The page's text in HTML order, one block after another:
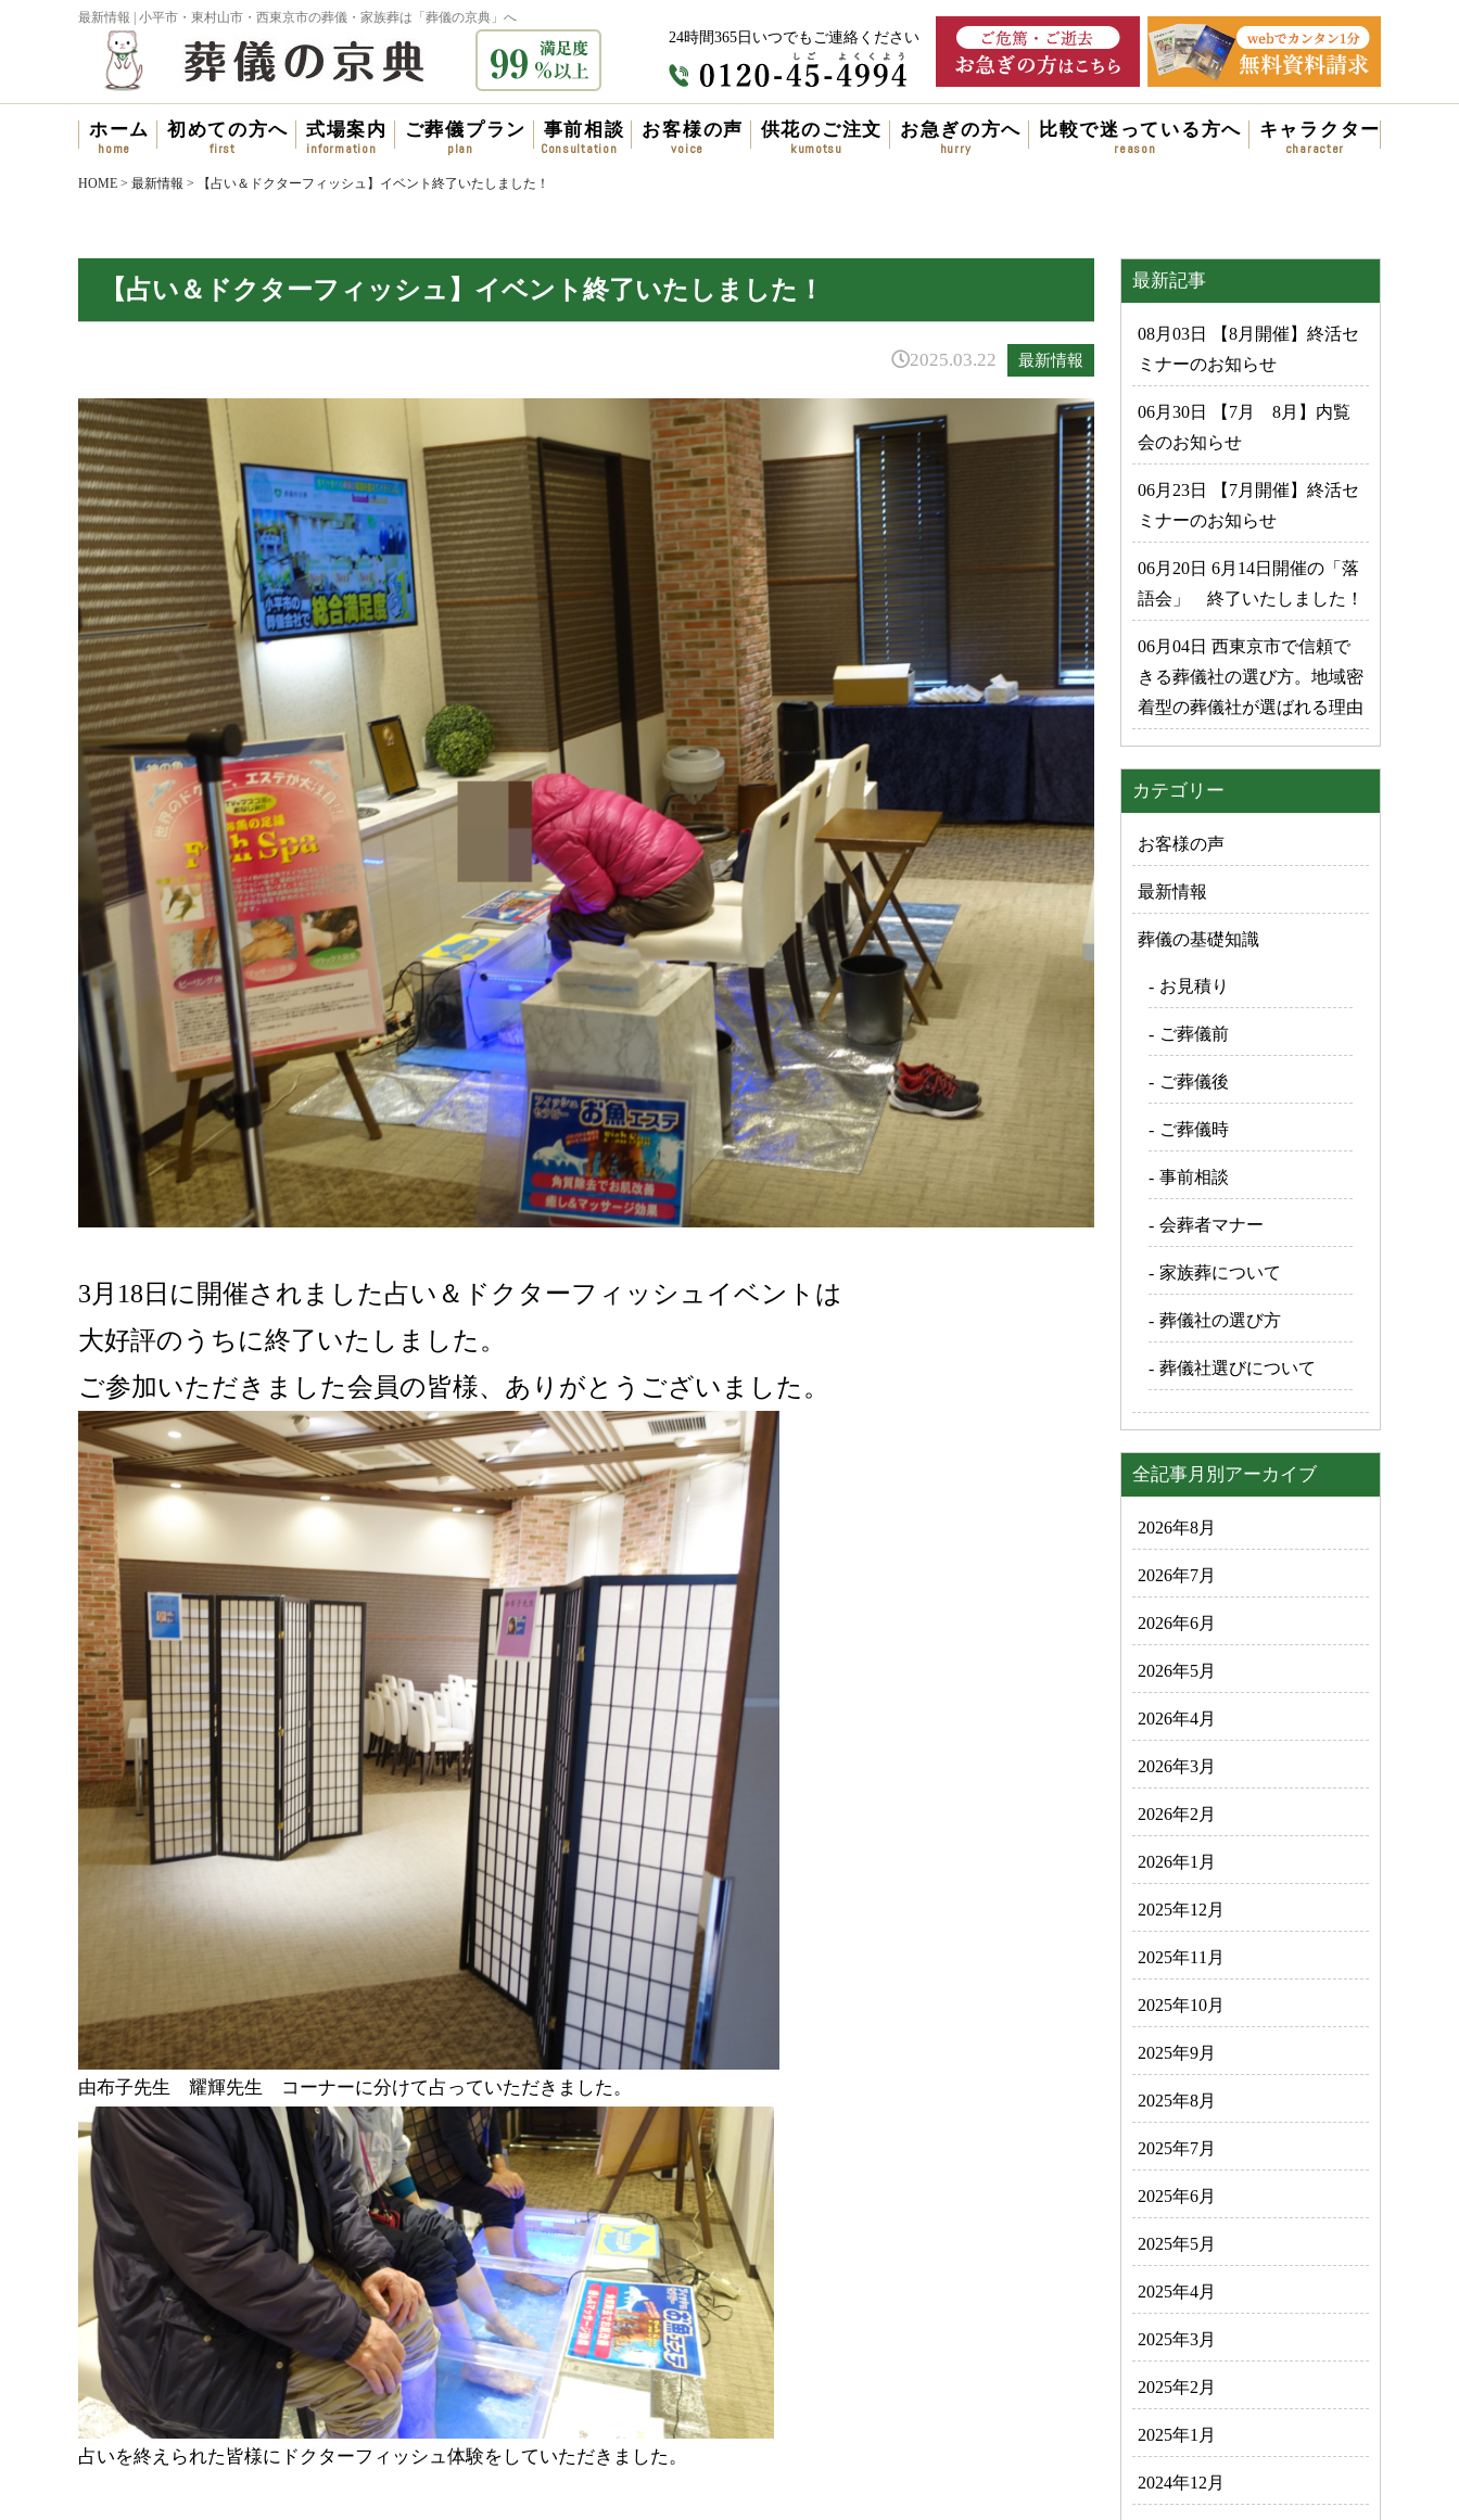
最新情報 | 小平市・東村山市・西東京市の葬儀・家族葬は「葬儀の京典」へ
24時間365日いつでもご連絡ください
ホーム 初めての方へ 式場案内 ご葬儀プラン 事前相談 お客様の声 供花のご注文 お急ぎの方へ 比較で迷っている方へ キャラクター
HOME > 最新情報 > 【占い＆ドクターフィッシュ】イベント終了いたしました！
【占い＆ドクターフィッシュ】イベント終了いたしました！
2025.03.22 最新情報
3月18日に開催されました占い＆ドクターフィッシュイベントは
大好評のうちに終了いたしました。
ご参加いただきました会員の皆様、ありがとうございました。
由布子先生 耀輝先生 コーナーに分けて占っていただきました。
占いを終えられた皆様にドクターフィッシュ体験をしていただきました。
最新記事
08月03日 【8月開催】終活セ
ミナーのお知らせ
06月30日 【7月 8月】内覧
会のお知らせ
06月23日 【7月開催】終活セ
ミナーのお知らせ
06月20日 6月14日開催の「落
語会」 終了いたしました！
06月04日 西東京市で信頼で
きる葬儀社の選び方。地域密
着型の葬儀社が選ばれる理由
カテゴリー
お客様の声
最新情報
葬儀の基礎知識
お見積り
ご葬儀前
ご葬儀後
ご葬儀時
事前相談
会葬者マナー
家族葬について
葬儀社の選び方
葬儀社選びについて
全記事月別アーカイブ
2026年8月
2026年7月
2026年6月
2026年5月
2026年4月
2026年3月
2026年2月
2026年1月
2025年12月
2025年11月
2025年10月
2025年9月
2025年8月
2025年7月
2025年6月
2025年5月
2025年4月
2025年3月
2025年2月
2025年1月
2024年12月